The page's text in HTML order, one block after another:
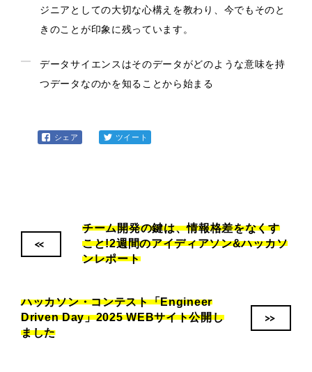
ジニアとしての大切な心構えを教わり、今でもそのと
きのことが印象に残っています。
データサイエンスはそのデータがどのような意味を持
つデータなのかを知ることから始まる
シェア ツイート
<<
チーム開発の鍵は、情報格差をなくす
こと!2週間のアイディアソン&ハッカソ
ンレポート
ハッカソン・コンテスト「Engineer
Driven Day」2025 WEBサイト公開し
ました
>>